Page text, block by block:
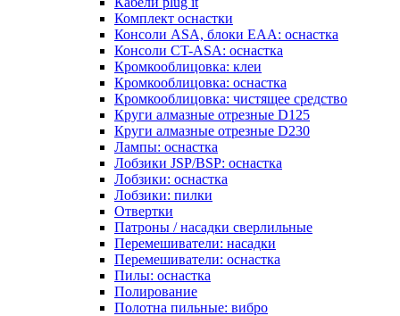
Комплект оснастки
Консоли ASA, блоки EAA: оснастка
Консоли CT-ASA: оснастка
Кромкооблицовка: клеи
Кромкооблицовка: оснастка
Кромкооблицовка: чистящее средство
Круги алмазные отрезные D125
Круги алмазные отрезные D230
Лампы: оснастка
Лобзики JSP/BSP: оснастка
Лобзики: оснастка
Лобзики: пилки
Отвертки
Патроны / насадки сверлильные
Перемешиватели: насадки
Перемешиватели: оснастка
Пилы: оснастка
Полирование
Полотна пильные: вибро